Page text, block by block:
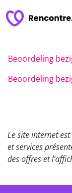
Beoordeling
Beoordeling
Le site internet
et services
des offres et